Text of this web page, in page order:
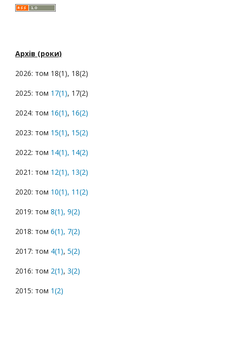
Архів (роки)
2026: том 18(1), 18(2)
2025: том 17(1), 17(2)
2024: том 16(1), 16(2)
2023: том 15(1), 15(2)
2022: том 14(1), 14(2)
2021: том 12(1), 13(2)
2020: том 10(1), 11(2)
2019: том 8(1), 9(2)
2018: том 6(1), 7(2)
2017: том 4(1), 5(2)
2016: том 2(1), 3(2)
2015: том 1(2)